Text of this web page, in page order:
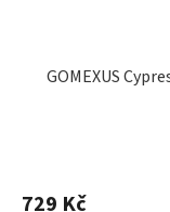
GOMEXUS
729 Kč